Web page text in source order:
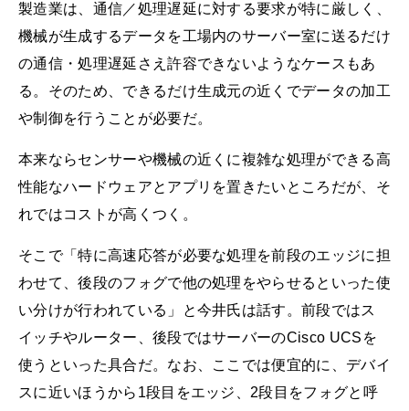
製造業は、通信／処理遅延に対する要求が特に厳しく、
機械が生成するデータを工場内のサーバー室に送るだけ
の通信・処理遅延さえ許容できないようなケースもあ
る。そのため、できるだけ生成元の近くでデータの加工
や制御を行うことが必要だ。
本来ならセンサーや機械の近くに複雑な処理ができる高
性能なハードウェアとアプリを置きたいところだが、そ
れではコストが高くつく。
そこで「特に高速応答が必要な処理を前段のエッジに担
わせて、後段のフォグで他の処理をやらせるといった使
い分けが行われている」と今井氏は話す。前段ではス
イッチやルーター、後段ではサーバーのCisco UCSを
使うといった具合だ。なお、ここでは便宜的に、デバイ
スに近いほうから1段目をエッジ、2段目をフォグと呼